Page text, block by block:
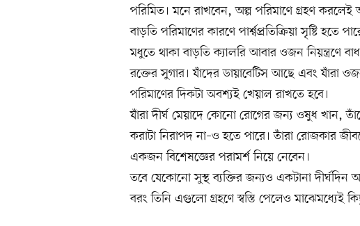
পরিমিত। মনে রাখবেন, অল্প পরিমাণে গ্রহণ
বাড়তি পরিমাণের কারণে পার্শ্বপ্রতিক্রিয়া সৃষ্টি হতে
মধুতে থাকা বাড়তি ক্যালরি আবার ওজন নিয়ন্ত্রণে
রক্তের সুগার। যাঁদের ডায়াবেটিস আছে এবং যাঁরা
পরিমাণের দিকটা অবশ্যই খেয়াল রাখতে হবে।
যাঁরা দীর্ঘ মেয়াদে কোনো রোগের জন্য ওষুধ খান,
করাটা নিরাপদ না–ও হতে পারে। তাঁরা রোজকার
একজন বিশেষজ্ঞের পরামর্শ নিয়ে নেবেন।
তবে যেকোনো সুস্থ ব্যক্তির জন্যও একটানা
বরং তিনি এগুলো গ্রহণে স্বস্তি পেলেও মাঝেমধ্যেই